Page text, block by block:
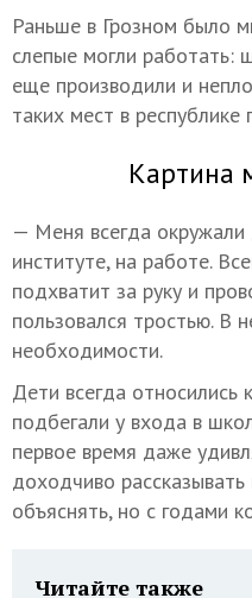
Раньше в Грозном было
слепые могли работать:
еще производили и
таких мест в республике
Картина
— Меня всегда
институте, на работе.
подхватит за руку и
пользовался тростью. В
необходимости.
Дети всегда относились
подбегали у входа в
первое время даже
доходчиво
объяснять, но с годами
Читайте также